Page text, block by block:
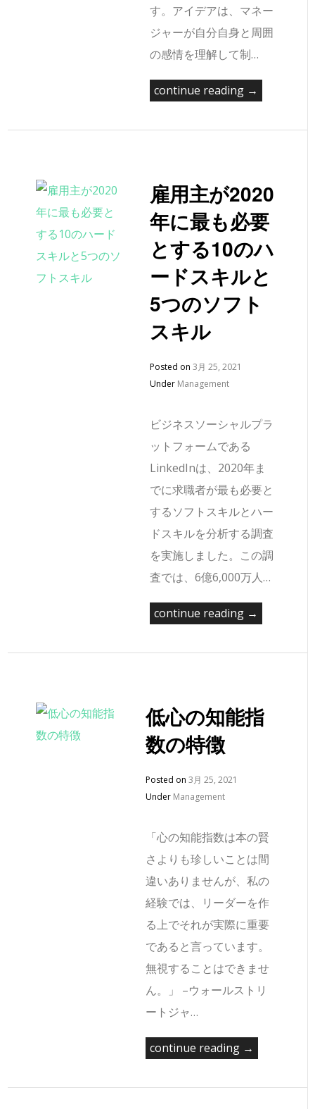
す。アイデアは、マネー
ジャーが自分自身と周囲
の感情を理解して制…
continue reading →
雇用主が2020
年に最も必要
とする10のハ
ードスキルと
5つのソフト
スキル
Posted on 3月 25, 2021
Under Management
ビジネスソーシャルプラ
ットフォームである
LinkedInは、2020年ま
でに求職者が最も必要と
するソフトスキルとハー
ドスキルを分析する調査
を実施しました。この調
査では、6億6,000万人…
continue reading →
低心の知能指
数の特徴
Posted on 3月 25, 2021
Under Management
「心の知能指数は本の賢
さよりも珍しいことは間
違いありませんが、私の
経験では、リーダーを作
る上でそれが実際に重要
であると言っています。
無視することはできませ
ん。」 –ウォールストリ
ートジャ…
continue reading →